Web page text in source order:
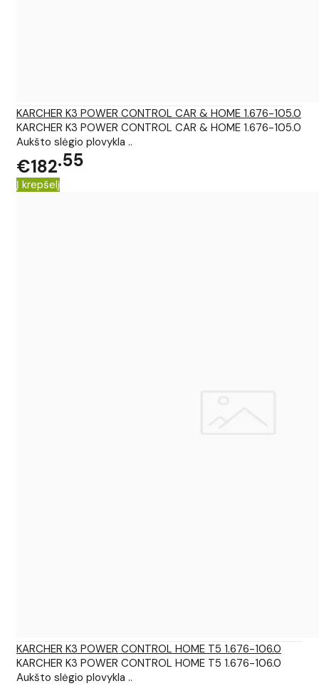
KARCHER K3 POWER CONTROL CAR & HOME 1.676-105.0
KARCHER K3 POWER CONTROL CAR & HOME 1.676-105.0
Aukšto slėgio plovykla ..
€182 55
Į krepšelį
KARCHER K3 POWER CONTROL HOME T5 1.676-106.0
KARCHER K3 POWER CONTROL HOME T5 1.676-106.0
Aukšto slėgio plovykla ..